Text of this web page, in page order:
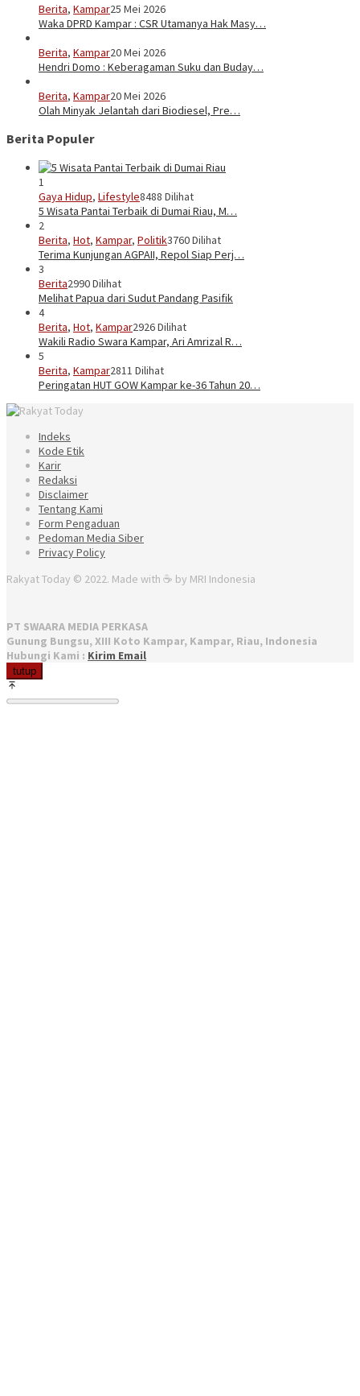
Berita, Kampar25 Mei 2026
Waka DPRD Kampar : CSR Utamanya Hak Masy…
Berita, Kampar20 Mei 2026
Hendri Domo : Keberagaman Suku dan Buday…
Berita, Kampar20 Mei 2026
Olah Minyak Jelantah dari Biodiesel, Pre…
Berita Populer
1
Gaya Hidup, Lifestyle8488 Dilihat
5 Wisata Pantai Terbaik di Dumai Riau, M…
2
Berita, Hot, Kampar, Politik3760 Dilihat
Terima Kunjungan AGPAII, Repol Siap Perj…
3
Berita2990 Dilihat
Melihat Papua dari Sudut Pandang Pasifik
4
Berita, Hot, Kampar2926 Dilihat
Wakili Radio Swara Kampar, Ari Amrizal R…
5
Berita, Kampar2811 Dilihat
Peringatan HUT GOW Kampar ke-36 Tahun 20…
Indeks
Kode Etik
Karir
Redaksi
Disclaimer
Tentang Kami
Form Pengaduan
Pedoman Media Siber
Privacy Policy
Rakyat Today © 2022. Made with ☕ by MRI Indonesia
PT SWAARA MEDIA PERKASA
Gunung Bungsu, XIII Koto Kampar, Kampar, Riau, Indonesia
Hubungi Kami : Kirim Email
tutup